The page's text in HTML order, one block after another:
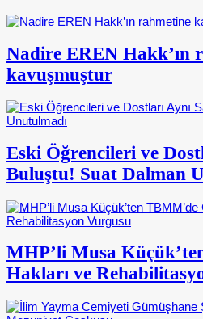
Nadire EREN Hakk’ın
kavuşmuştur
Eski Öğrencileri ve
Buluştu! Suat Dalman
MHP’li Musa
Hakları ve